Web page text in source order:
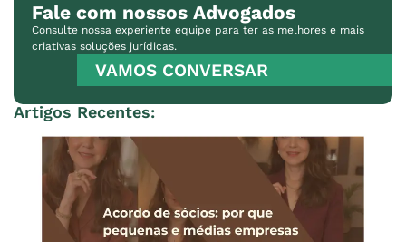
Fale com nossos Advogados
Consulte nossa experiente equipe para ter as melhores e mais
criativas soluções jurídicas.
VAMOS CONVERSAR
Artigos Recentes: